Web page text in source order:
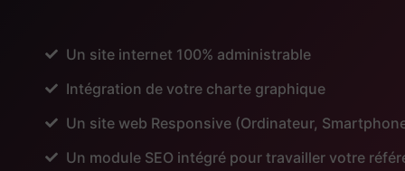
Un site internet 100% administrable
Intégration de votre charte graphique
Un site web Responsive (Ordinateur,
Un module SEO intégré pour travailler votre